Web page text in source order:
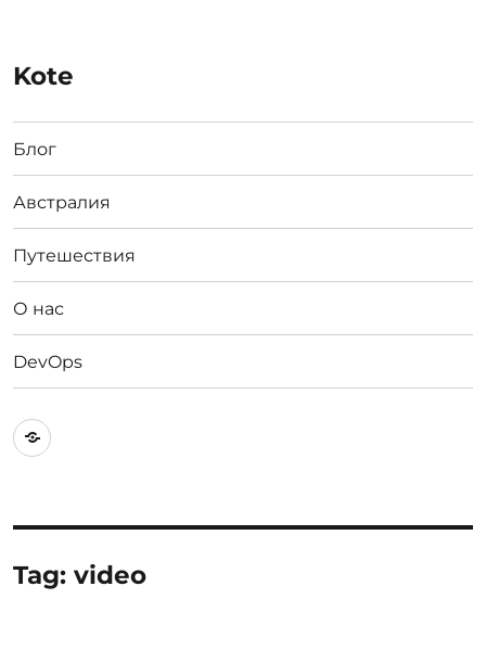
Kote
Блог
Австралия
Путешествия
О нас
DevOps
Австралия
Tag:video